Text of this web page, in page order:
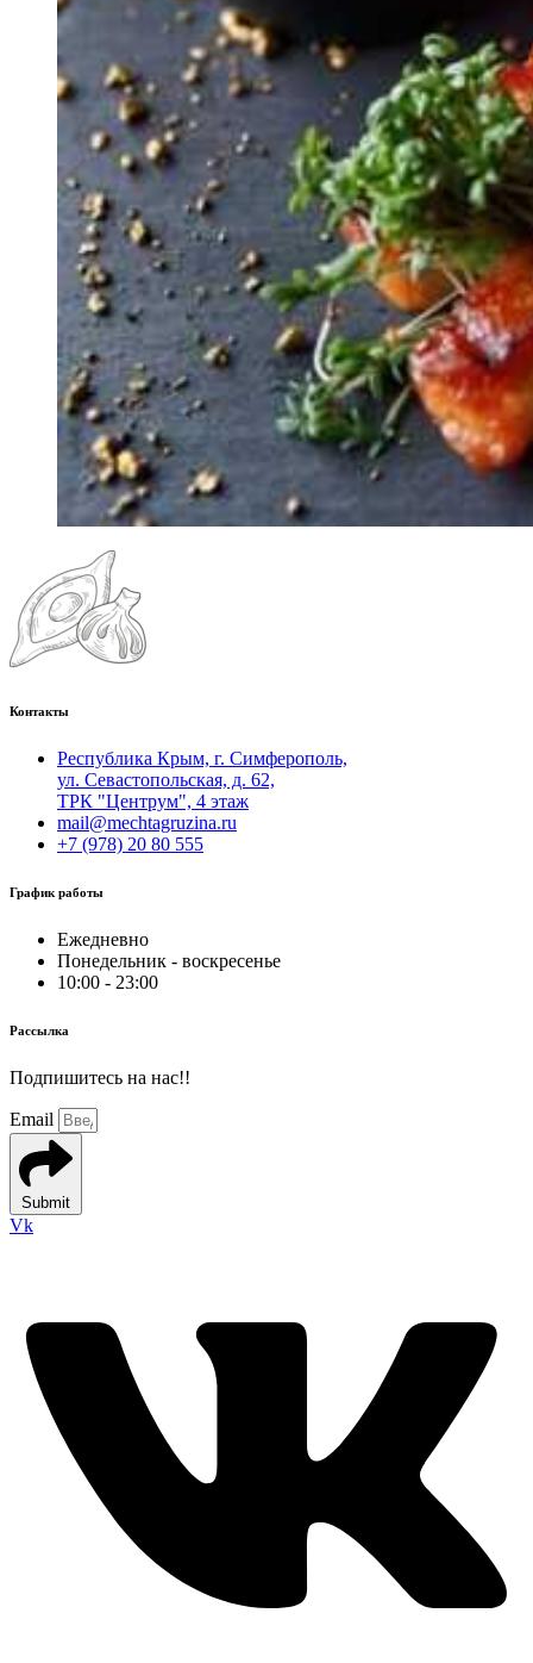
Контакты
Республика Крым, г. Симферополь,
ул. Севастопольская, д. 62,
ТРК "Центрум", 4 этаж
mail@mechtagruzina.ru
+7 (978) 20 80 555
График работы
Ежедневно
Понедельник - воскресенье
10:00 - 23:00
Рассылка
Подпишитесь на нас!!
Email
Submit
Vk